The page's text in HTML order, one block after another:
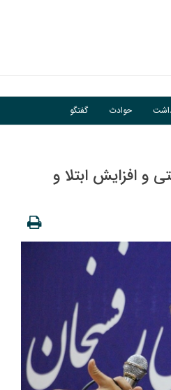
فوریت پیگیری می‌شود
حوادث گفتگو
افزایش ابتلا و